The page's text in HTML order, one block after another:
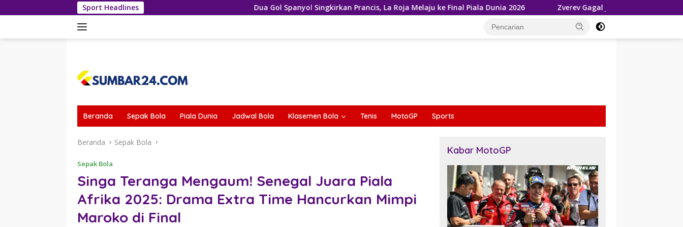
ke
Sport Headlines Dua Gol Spanyol Singkirkan Prancis, La Roja Melaju ke Final Piala Dunia 2026 Zverev Gagal Juara di Wimbledon 2026, Tetap Akui
Beranda Sepak Bola Piala Dunia Jadwal Bola Klasemen Bola Tenis MotoGP Sports
Beranda Sepak Bola
Sepak Bola
Singa Teranga Mengaum! Senegal Juara Piala
Afrika 2025: Drama Extra Time Hancurkan Mimpi
Maroko di Final
Kabar MotoGP